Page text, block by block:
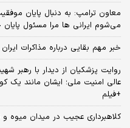
معاون ترامپ: به دنبال پایان
می‌شوم ایرانی ها مرا مسئول پایان
خبر مهم بقایی درباره مذاکرات
روایت پزشکیان از دیدار با رهبر
عالی امنیت ملی؛ ایشان مانند یک
+فیلم
کلاهبرداری عجیب در میدان میوه و